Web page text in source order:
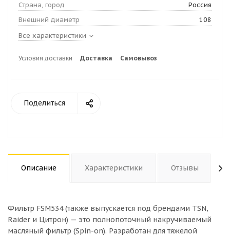
Страна, город
Россия
Внешний диаметр
108
Все характеристики
Условия доставки Доставка Самовывоз
Поделиться
Описание Характеристики Отзывы
Фильтр FSM534 (также выпускается под брендами TSN,
Raider и Цитрон) — это полнопоточный накручиваемый
масляный фильтр (Spin-on). Разработан для тяжелой